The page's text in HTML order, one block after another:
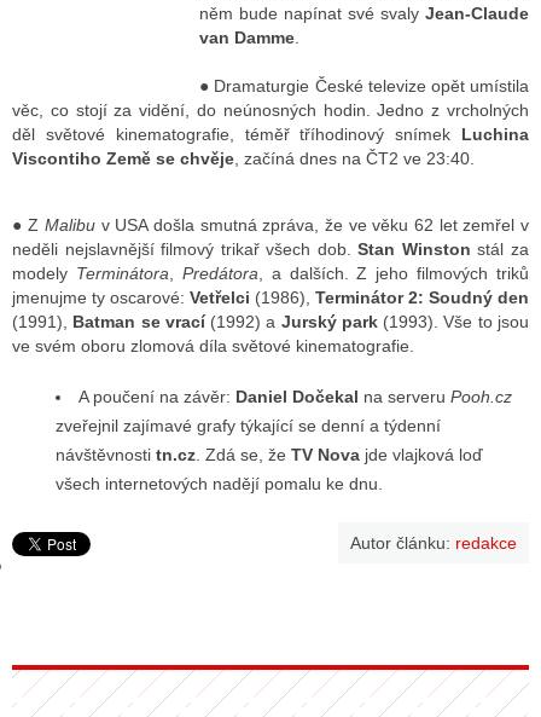
TISK
STÁT BLOGEREM
BLOGERA
DISKUTÉRA NA RADIOTV
STARŠÍCH DISKUZÍ
něm bude napínat své svaly Jean-Claude
van Damme
● Dramaturgie České televize opět umístila
věc, co stojí za vidění, do neúnosných hodin. Jedno z vrcholných
děl světové kinematografie, téměř tříhodinový snímek Luchina
Viscontiho Země se chvěje , začíná dnes na ČT2 ve 23:40.
● Z Malibu v USA došla smutná zpráva, že ve věku 62 let zemřel v
neděli nejslavnější filmový trikař všech dob.Stan Winstonstál za
modely Terminátora Predátora , a dalších. Z jeho filmových triků
jmenujme ty oscarové: Vetřelci (1986), Terminátor 2: Soudný den
(1991), Batman se vrací (1992) a Jurský park (1993). Vše to jsou
ve svém oboru zlomová díla světové kinematografie.
A poučení na závěr: Daniel Dočekal na serveru Pooh.cz
zveřejnil zajímavé grafy týkající se denní a týdenní
návštěvnosti tn.cz . Zdá se, že TV Nova jde vlajková loď
všech internetových nadějí pomalu ke dnu.
Autor článku: redakce